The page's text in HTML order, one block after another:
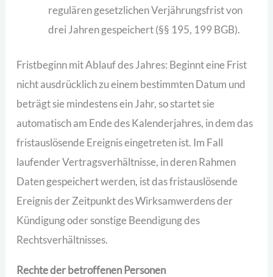
regulären gesetzlichen Verjährungsfrist von
drei Jahren gespeichert (§§ 195, 199 BGB).
Fristbeginn mit Ablauf des Jahres: Beginnt eine Frist
nicht ausdrücklich zu einem bestimmten Datum und
beträgt sie mindestens ein Jahr, so startet sie
automatisch am Ende des Kalenderjahres, in dem das
fristauslösende Ereignis eingetreten ist. Im Fall
laufender Vertragsverhältnisse, in deren Rahmen
Daten gespeichert werden, ist das fristauslösende
Ereignis der Zeitpunkt des Wirksamwerdens der
Kündigung oder sonstige Beendigung des
Rechtsverhältnisses.
Rechte der betroffenen Personen